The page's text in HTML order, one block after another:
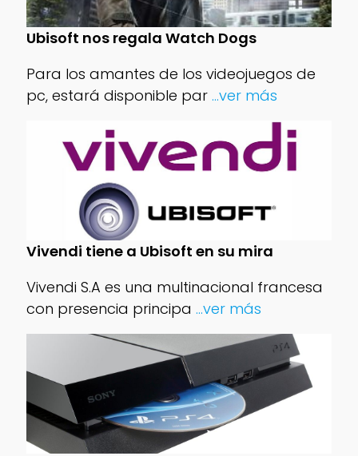
Ubisoft nos regala Watch Dogs
Para los amantes de los videojuegos de
pc, estará disponible par...ver más
Vivendi tiene a Ubisoft en su mira
Vivendi S.A es una multinacional francesa
con presencia principa ...ver más